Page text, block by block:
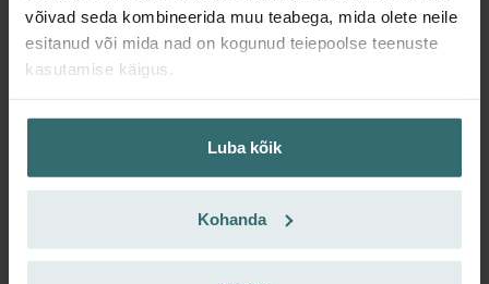
võivad seda kombineerida muu teabega, mida olete neile
esitanud või mida nad on kogunud teiepoolse teenuste
kasutamise käigus.
Luba kõik
Kohanda
Need filtrid sobivad järgmistele toodetele::
ComfoAir Q
350 / 450 / 600, ComfoBox Q,ComfoAir E
Piiratud saadavus